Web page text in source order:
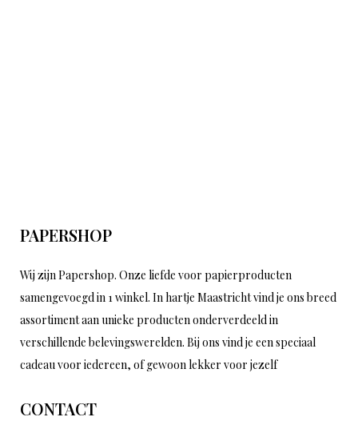
PAPERSHOP
Wij zijn Papershop. Onze liefde voor papierproducten
samengevoegd in 1 winkel. In hartje Maastricht vind je ons breed
assortiment aan unieke producten onderverdeeld in
verschillende belevingswerelden. Bij ons vind je een speciaal
cadeau voor iedereen, of gewoon lekker voor jezelf
CONTACT